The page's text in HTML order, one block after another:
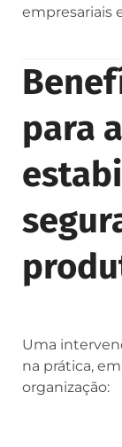
empresariais
para
Uma
na prática,
organização: